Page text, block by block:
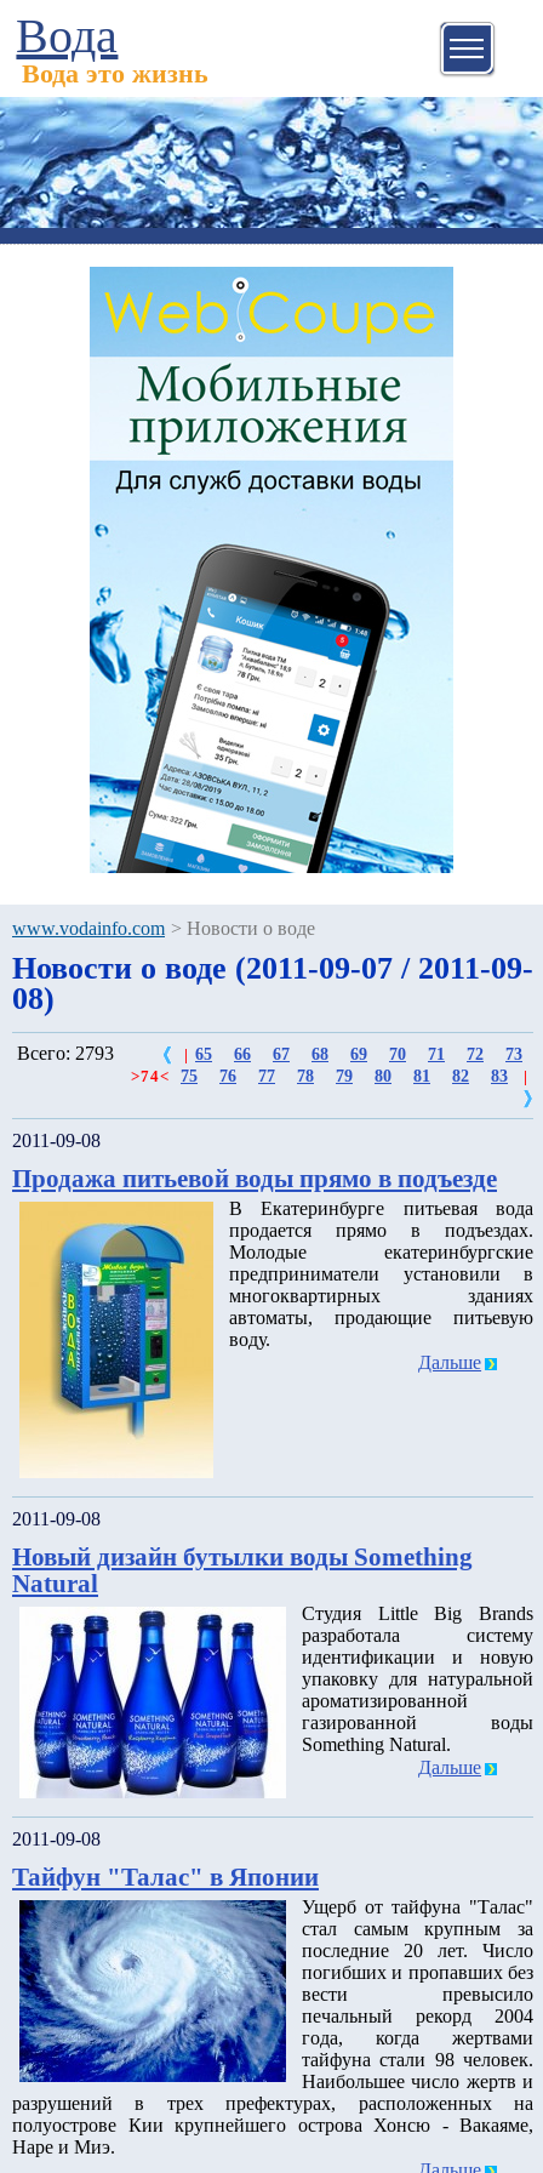
Вода
Вода это жизнь
www.vodainfo.com > Новости о воде
Новости о воде (2011-09-07 / 2011-09-
08)
Всего: 2793 65 66 67 68 69 70 71 72 73
>74< 75 76 77 78 79 80 81 82 83
2011-09-08
Продажа питьевой воды прямо в подъезде
В Екатеринбурге питьевая вода
продается прямо в подъездах.
Молодые екатеринбургские
предприниматели установили в
многоквартирных зданиях
автоматы, продающие питьевую
воду.
Дальше
2011-09-08
Новый дизайн бутылки воды Something
Natural
Студия Little Big Brands
разработала систему
идентификации и новую
упаковку для натуральной
ароматизированной
газированной воды
Something Natural.
Дальше
2011-09-08
Тайфун "Талас" в Японии
Ущерб от тайфуна "Талас"
стал самым крупным за
последние 20 лет. Число
погибших и пропавших без
вести превысило
печальный рекорд 2004
года, когда жертвами
тайфуна стали 98 человек.
Наибольшее число жертв и
разрушений в трех префектурах, расположенных на
полуострове Кии крупнейшего острова Хонсю - Вакаяме,
Наре и Миэ.